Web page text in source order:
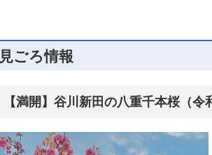
見ごろ情報
【満開】谷川新田の八重千本桜（